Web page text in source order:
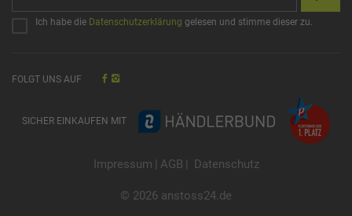
Ich habe die Datenschutzerklärung gelesen und stimme dieser zu.
FOLGT UNS AUF
SICHER EINKAUFEN MIT
Impressum | AGB | Datenschutz
© 2026 anstoss24.de